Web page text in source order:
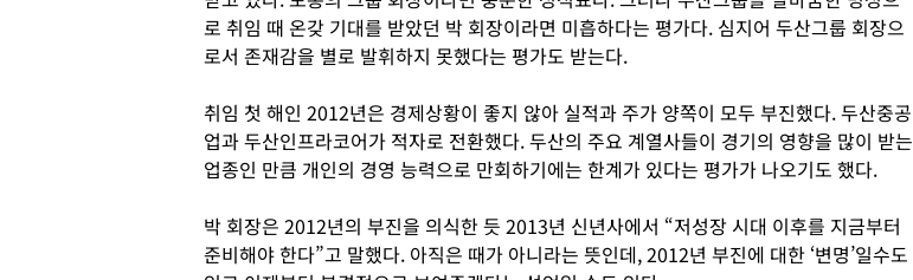
로 취임 때 온갖 기대를 받았던 박 회장이라면 미흡하다는 평가다. 심지어 두산그룹 회장으
로서 존재감을 별로 발휘하지 못했다는 평가도 받는다.
취임 첫 해인 2012년은 경제상황이 좋지 않아 실적과 주가 양쪽이 모두 부진했다. 두산중공
업과 두산인프라코어가 적자로 전환했다. 두산의 주요 계열사들이 경기의 영향을 많이 받는
업종인 만큼 개인의 경영 능력으로 만회하기에는 한계가 있다는 평가가 나오기도 했다.
박 회장은 2012년의 부진을 의식한 듯 2013년 신년사에서 “저성장 시대 이후를 지금부터
준비해야 한다”고 말했다. 아직은 때가 아니라는 뜻인데, 2012년 부진에 대한 ‘변명’일수도